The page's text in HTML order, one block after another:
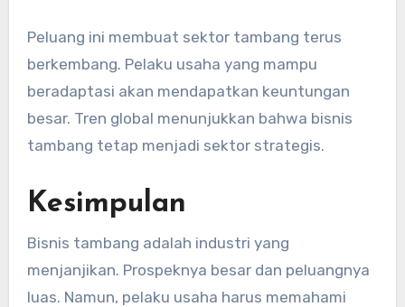
Peluang ini membuat sektor tambang terus
berkembang. Pelaku usaha yang mampu
beradaptasi akan mendapatkan keuntungan
besar. Tren global menunjukkan bahwa bisnis
tambang tetap menjadi sektor strategis.
Kesimpulan
Bisnis tambang adalah industri yang
menjanjikan. Prospeknya besar dan peluangnya
luas. Namun, pelaku usaha harus memahami